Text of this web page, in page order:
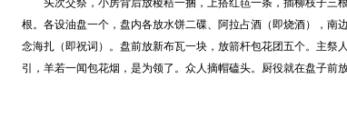
头次交祭，小房背后放稷秸一捆，上搭红毡一条，插柳枝子三
根。各设油盘一个，盘内各放水饼二碟、阿拉占酒（即烧酒），南
念海扎（即祝词）。盘前放新布瓦一块，放箭杆包花团五个。主
引，羊若一闻包花烟，是为领了。众人摘帽磕头。厨役就在盘子前放